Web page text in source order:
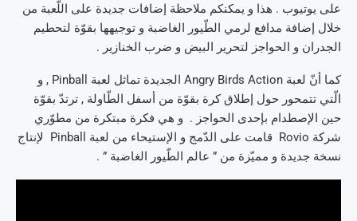
على يوتيوب . هذا و يمكنكم ملاحظة إضافات جديدة على اللّعبة من
خلال إضافة مدافع لرمي الطّيور الغاضبة و توجيهها بقوّة لتحطيم
الجدران و الحواجز لتحرير البيض و ضرب الخنازير .
كما أنّ لعبة Angry Birds Action الجديدة تماثل لعبة Pinball , و
الّتي تتمحور حول إطلاق كرة بقوّة من أسفل الطّاولة , ترتدّ بقوّة
حين الإصطدام بإحدى الحواجز . و هي فكرة مبتكرة من مطوّري
شركة Rovio قامت على الدّمج و الإستيحاء من لعبة Pinball لإنتاج
نسخة جديدة و مميّزة من ” عالم الطّيور الغاضبة ” .